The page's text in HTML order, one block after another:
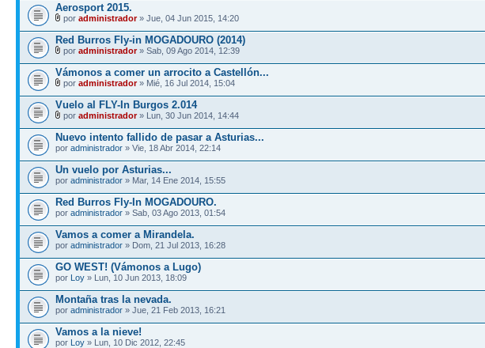
Aerosport 2015.
por administrador» Jue, 04 Jun 2015, 14:20
Red Burros Fly-in MOGADOURO (2014)
por administrador» Sab, 09 Ago 2014, 12:39
Vámonos a comer un arrocito a Castellón...
por administrador» Mié, 16 Jul 2014, 15:04
Vuelo al FLY-In Burgos 2.014
por administrador» Lun, 30 Jun 2014, 14:44
Nuevo intento fallido de pasar a Asturias...
por administrador » Vie, 18 Abr 2014, 22:14
Un vuelo por Asturias...
por administrador » Mar, 14 Ene 2014, 15:55
Red Burros Fly-In MOGADOURO.
por administrador » Sab, 03 Ago 2013, 01:54
Vamos a comer a Mirandela.
por administrador » Dom, 21 Jul 2013, 16:28
GO WEST! (Vámonos a Lugo)
por Loy » Lun, 10 Jun 2013, 18:09
Montaña tras la nevada.
por administrador » Jue, 21 Feb 2013, 16:21
Vamos a la nieve!
por Loy » Lun, 10 Dic 2012, 22:45